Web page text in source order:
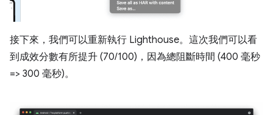
接下來，我們可以重新執行 Lighthouse。這次我們可以看
到成效分數有所提升 (70/100)，因為總阻斷時間 (400 毫秒
=> 300 毫秒)。